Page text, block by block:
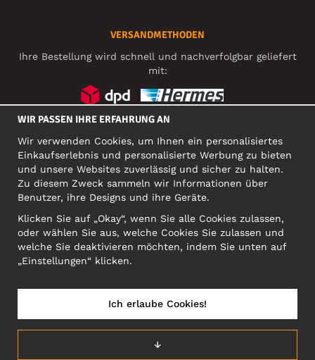
VERSANDMETHODEN
Ihre Bestellung wird schnell und nachverfolgbar geliefert
mit:
FIRMA
Narva mnt 5, EE-10117 Tallinn
Org: 12356245, VAT: EE101578318
ACHTUNG! Produktrücksendungen nicht an diese Adresse
DEUTSCHLAND/DEUTSCH (DE)
WIR PASSEN IHRE ERFAHRUNG AN
Wir verwenden Cookies, um Ihnen ein personalisiertes
Einkaufserlebnis und personalisierte Werbung zu bieten
und unsere Websites zuverlässig und sicher zu halten.
Zu diesem Zweck sammeln wir Informationen über
Benutzer, ihre Designs und ihre Geräte.
Klicken Sie auf „Okay“, wenn Sie alle Cookies zulassen,
oder wählen Sie aus, welche Cookies Sie zulassen und
welche Sie deaktivieren möchten, indem Sie unten auf
„Einstellungen“ klicken.
↓
Ich erlaube Cookies!